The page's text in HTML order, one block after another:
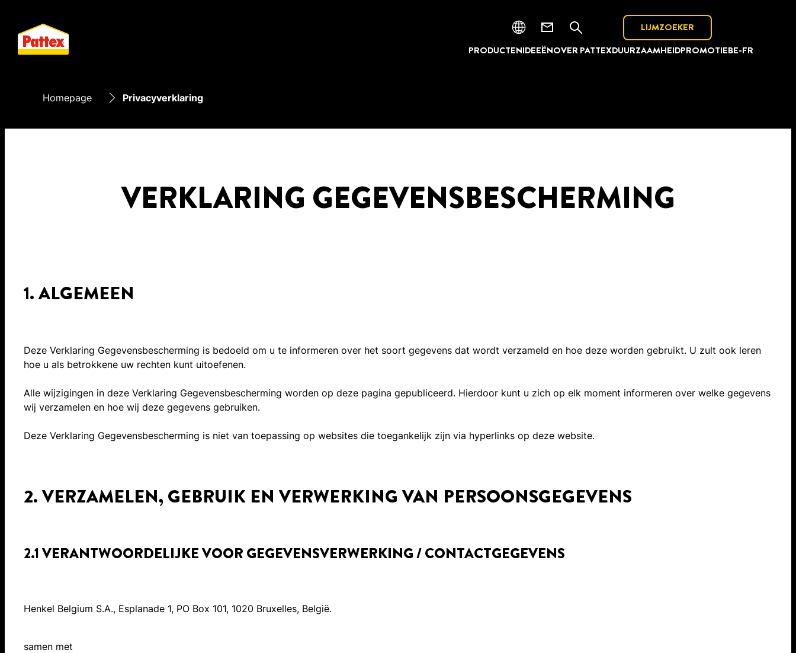
PRODUCTENIDEEËNOVER PATTEXDUURZAAMHEIDPROMOTIEBE-FR
LIJMZOEKER
Homepage Privacyverklaring
VERKLARING GEGEVENSBESCHERMING
1. ALGEMEEN
Deze Verklaring Gegevensbescherming is bedoeld om u te informeren over het soort gegevens dat wordt verzameld en hoe deze worden gebruikt. U zult ook leren
hoe u als betrokkene uw rechten kunt uitoefenen.
Alle wijzigingen in deze Verklaring Gegevensbescherming worden op deze pagina gepubliceerd. Hierdoor kunt u zich op elk moment informeren over welke gegevens
wij verzamelen en hoe wij deze gegevens gebruiken.
Deze Verklaring Gegevensbescherming is niet van toepassing op websites die toegankelijk zijn via hyperlinks op deze website.
2. VERZAMELEN, GEBRUIK EN VERWERKING VAN PERSOONSGEGEVENS
2.1 VERANTWOORDELIJKE VOOR GEGEVENSVERWERKING / CONTACTGEGEVENS
Henkel Belgium S.A., Esplanade 1, PO Box 101, 1020 Bruxelles, België.
samen met